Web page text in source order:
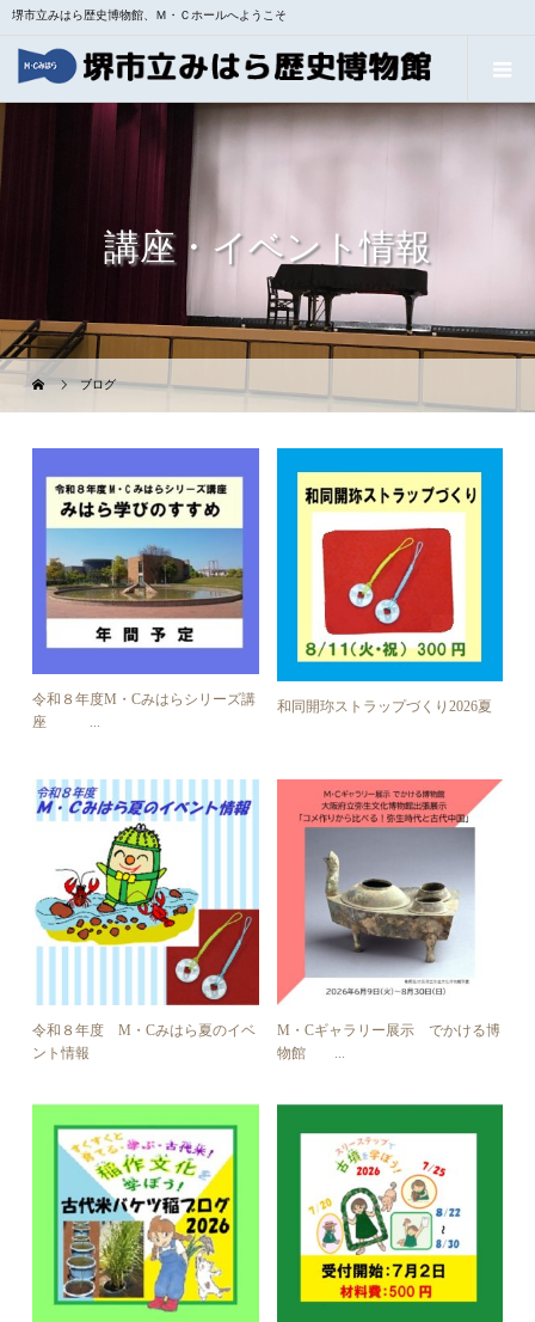
堺市立みはら歴史博物館、Ｍ・Ｃホールへようこそ
講座・イベント情報
ブログ
令和８年度M・Cみはらシリーズ講
座 ...
和同開珎ストラップづくり2026夏
令和８年度 M・Cみはら夏のイベ
ント情報
M・Cギャラリー展示 でかける博
物館 ...